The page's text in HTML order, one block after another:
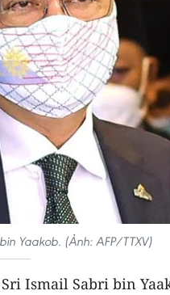
Yaakob. (Ảnh: AFP/TTXV)
Ismail Sabri bin